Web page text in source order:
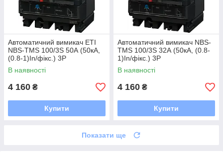
Автоматичний вимикач ETI
NBS-TMS 100/3S 50А (50кА,
(0.8-1)In/фікс.) 3P
В наявності
4 160 ₴
Купити
Автоматичний вимикач NBS-
TMS 100/3S 32А (50кА, (0.8-
1)In/фікс.) 3P
В наявності
4 160 ₴
Купити
Показати ще